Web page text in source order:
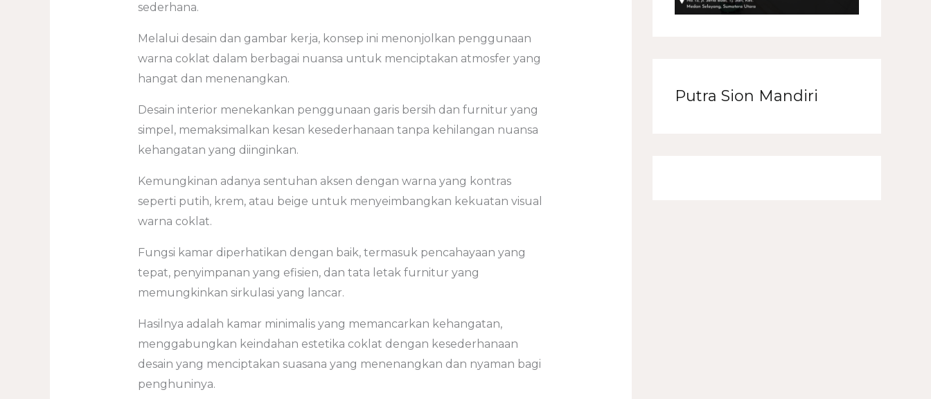
sederhana.
Melalui desain dan gambar kerja, konsep ini menonjolkan penggunaan
warna coklat dalam berbagai nuansa untuk menciptakan atmosfer yang
hangat dan menenangkan.
Desain interior menekankan penggunaan garis bersih dan furnitur yang
simpel, memaksimalkan kesan kesederhanaan tanpa kehilangan nuansa
kehangatan yang diinginkan.
Kemungkinan adanya sentuhan aksen dengan warna yang kontras
seperti putih, krem, atau beige untuk menyeimbangkan kekuatan visual
warna coklat.
Fungsi kamar diperhatikan dengan baik, termasuk pencahayaan yang
tepat, penyimpanan yang efisien, dan tata letak furnitur yang
memungkinkan sirkulasi yang lancar.
Hasilnya adalah kamar minimalis yang memancarkan kehangatan,
menggabungkan keindahan estetika coklat dengan kesederhanaan
desain yang menciptakan suasana yang menenangkan dan nyaman bagi
penghuninya.
Putra Sion Mandiri